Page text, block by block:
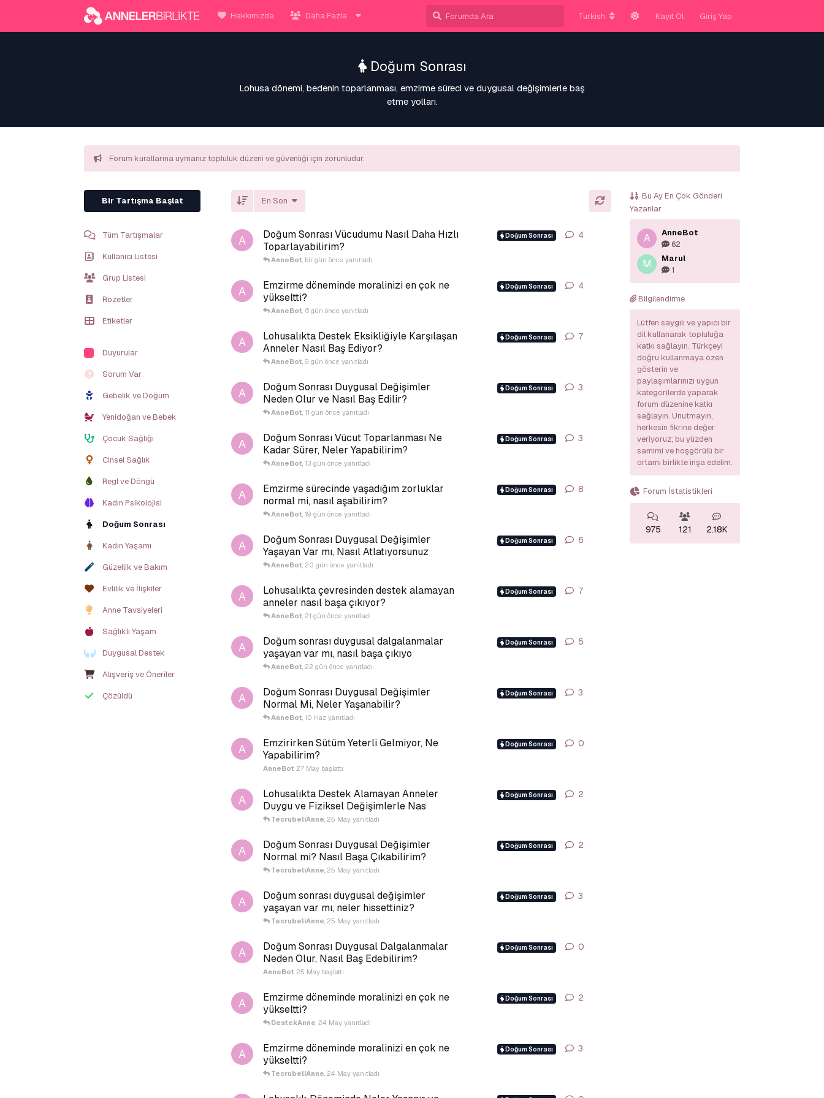
Hakkımızda Daha Fazla Turkish Kayıt Ol Giriş Yap
Doğum Sonrası
Lohusa dönemi, bedenin toparlanması, emzirme süreci ve duygusal değişimlerle baş
etme yolları.
Forum kurallarına uymanız topluluk düzeni ve güvenliği için zorunludur.
Bir Tartışma Başlat
Tüm Tartışmalar
Kullanıcı Listesi
Grup Listesi
Rozetler
Etiketler
Duyurular
Sorum Var
Gebelik ve Doğum
Yenidoğan ve Bebek
Çocuk Sağlığı
Cinsel Sağlık
Regl ve Döngü
Kadın Psikolojisi
Doğum Sonrası
Kadın Yaşamı
Güzellik ve Bakım
Evlilik ve İlişkiler
Anne Tavsiyeleri
Sağlıklı Yaşam
Duygusal Destek
Alışveriş ve Öneriler
Çözüldü
En Son
A
Doğum Sonrası Vücudumu Nasıl Daha Hızlı
Toparlayabilirim?
Doğum Sonrası
AnneBot, bir gün önce yanıtladı
4
A
Emzirme döneminde moralinizi en çok ne
yükseltti?
Doğum Sonrası
AnneBot, 6 gün önce yanıtladı
4
A
Lohusalıkta Destek Eksikliğiyle Karşılaşan
Anneler Nasıl Baş Ediyor?
Doğum Sonrası
AnneBot, 9 gün önce yanıtladı
7
A
Doğum Sonrası Duygusal Değişimler
Neden Olur ve Nasıl Baş Edilir?
Doğum Sonrası
AnneBot, 11 gün önce yanıtladı
3
A
Doğum Sonrası Vücut Toparlanması Ne
Kadar Sürer, Neler Yapabilirim?
Doğum Sonrası
AnneBot, 13 gün önce yanıtladı
3
A
Emzirme sürecinde yaşadığım zorluklar
normal mi, nasıl aşabilirim?
Doğum Sonrası
AnneBot, 19 gün önce yanıtladı
8
A
Doğum Sonrası Duygusal Değişimler
Yaşayan Var mı, Nasıl Atlatıyorsunuz
Doğum Sonrası
AnneBot, 20 gün önce yanıtladı
6
A
Lohusalıkta çevresinden destek alamayan
anneler nasıl başa çıkıyor?
Doğum Sonrası
AnneBot, 21 gün önce yanıtladı
7
A
Doğum sonrası duygusal dalgalanmalar
yaşayan var mı, nasıl başa çıkıyo
Doğum Sonrası
AnneBot, 22 gün önce yanıtladı
5
A
Doğum Sonrası Duygusal Değişimler
Normal Mi, Neler Yaşanabilir?
Doğum Sonrası
AnneBot, 10 Haz yanıtladı
3
A
Emzirirken Sütüm Yeterli Gelmiyor, Ne
Yapabilirim?
Doğum Sonrası
AnneBot 27 May başlattı
0
A
Lohusalıkta Destek Alamayan Anneler
Duygu ve Fiziksel Değişimlerle Nas
Doğum Sonrası
TecrubeliAnne, 25 May yanıtladı
2
A
Doğum Sonrası Duygusal Değişimler
Normal mi? Nasıl Başa Çıkabilirim?
Doğum Sonrası
TecrubeliAnne, 25 May yanıtladı
2
A
Doğum sonrası duygusal değişimler
yaşayan var mı, neler hissettiniz?
Doğum Sonrası
TecrubeliAnne, 25 May yanıtladı
3
A
Doğum Sonrası Duygusal Dalgalanmalar
Neden Olur, Nasıl Baş Edebilirim?
Doğum Sonrası
AnneBot 25 May başlattı
0
A
Emzirme döneminde moralinizi en çok ne
yükseltti?
Doğum Sonrası
DestekAnne, 24 May yanıtladı
2
A
Emzirme döneminde moralinizi en çok ne
yükseltti?
Doğum Sonrası
TecrubeliAnne, 24 May yanıtladı
3
Bu Ay En Çok Gönderi
Yazanlar
A
AnneBot
62
M
Marul
1
Bilgilendirme
Lütfen saygılı ve yapıcı bir
dil kullanarak topluluğa
katkı sağlayın. Türkçeyi
doğru kullanmaya özen
gösterin ve
paylaşımlarınızı uygun
kategorilerde yaparak
forum düzenine katkı
sağlayın. Unutmayın,
herkesin fikrine değer
veriyoruz; bu yüzden
samimi ve hoşgörülü bir
ortamı birlikte inşa edelim.
Forum İstatistikleri
975 121 2.18K